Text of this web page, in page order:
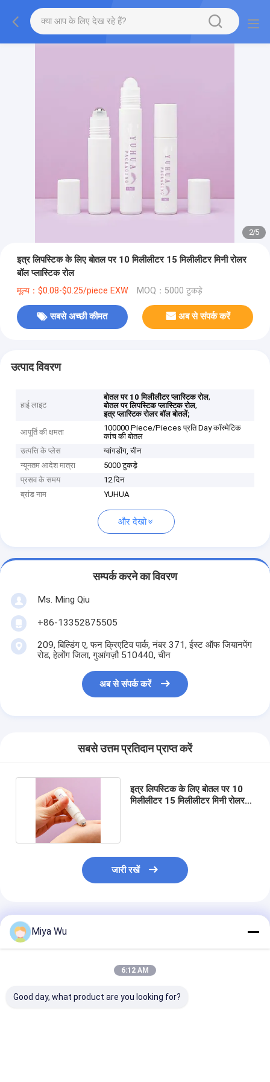
2/5
इत्र लिपस्टिक के लिए बोतल पर 10 मिलीलीटर 15 मिलीलीटर मिनी रोलर
बॉल प्लास्टिक रोल
मूल्य：$0.08-$0.25/piece EXW MOQ：5000 टुकड़े
सबसे अच्छी कीमत अब से संपर्क करें
उत्पाद विवरण
हाई लाइट
बोतल पर 10 मिलीलीटर प्लास्टिक रोल,
बोतल पर लिपस्टिक प्लास्टिक रोल,
इत्र प्लास्टिक रोलर बॉल बोतलें;
आपूर्ति की क्षमता
100000 Piece/Pieces प्रति Day कॉस्मेटिक
कांच की बोतल
उत्पत्ति के प्लेस
ग्वांगडोंग, चीन
न्यूनतम आदेश मात्रा
5000 टुकड़े
प्रसव के समय
12 दिन
ब्रांड नाम
YUHUA
और देखो
सम्पर्क करने का विवरण
Ms. Ming Qiu
+86-13352875505
209, बिल्डिंग ए, फन क्रिएटिव पार्क, नंबर 371, ईस्ट ऑफ जियानपेंग
रोड, हेलोंग जिला, गुआंगज़ौ 510440, चीन
अब से संपर्क करें
सबसे उत्तम प्रतिदान प्राप्त करें
इत्र लिपस्टिक के लिए बोतल पर 10
मिलीलीटर 15 मिलीलीटर मिनी रोलर
जारी रखें
अनुशंसित उत्पाद
Miya Wu
6:12 AM
Good day, what product are you looking for?